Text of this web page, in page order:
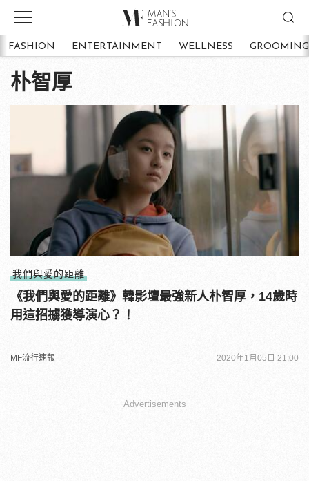
FASHION ENTERTAINMENT WELLNESS GROOMING
朴智厚
我們與愛的距離
《我們與愛的距離》韓影壇最強新人朴智厚，14歲時
用這招擄獲導演心？！
MF流行速報 2020年1月05日 21:00
Advertisements